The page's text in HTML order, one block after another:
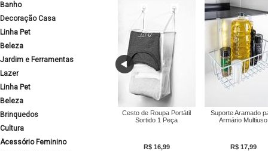
Banho
Decoração Casa
Linha Pet
Beleza
Jardim e Ferramentas
Lazer
Linha Pet
Beleza
Brinquedos
Cultura
Acessório Feminino
Cesto de Roupa Portátil
Sortido 1 Peça
R$ 16,99
Suporte Aramado
Armário Multiuso
R$ 17,99